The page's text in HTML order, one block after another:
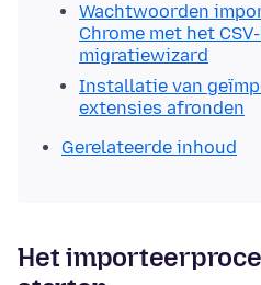
Wachtwoorden
Chrome met het
migratiewizard
Installatie van
extensies afronden
Gerelateerde inhoud
Het